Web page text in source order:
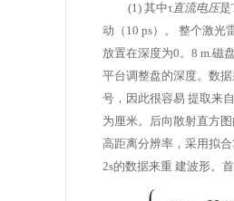
(1) 其中τ 直流电压是
动（10 ps）。 整个激光
放置在深度为0。8 m.磁
平台调整盘的深度。数
号，因此很容易 提取来
为厘米。后向散射直方
高距离分辨率，采用拟
2s的数据来重 建波形。